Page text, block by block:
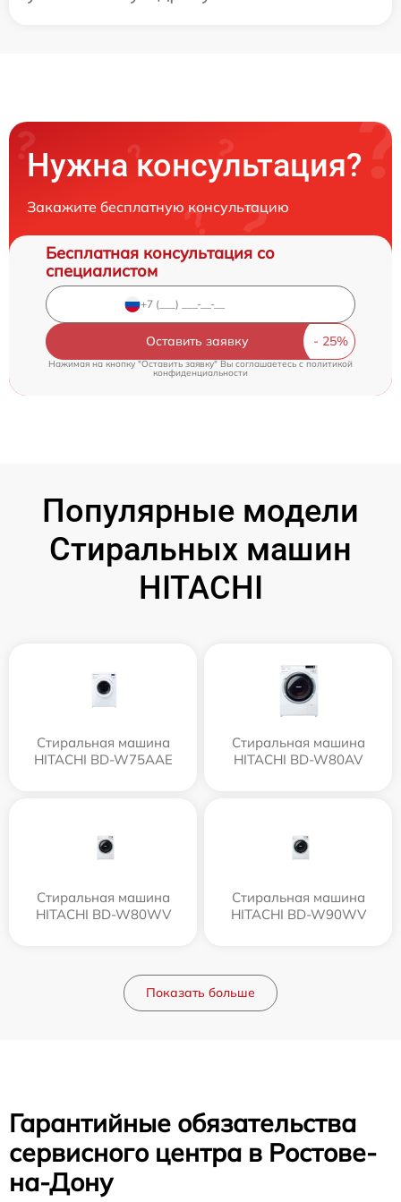
Нужна консультация?
Закажите бесплатную консультацию
Бесплатная консультация со
специалистом
Оставить заявку
Нажимая на кнопку "Оставить заявку" Вы соглашаетесь cполитикой
конфиденциальности
Популярные модели
Стиральных машин
HITACHI
Стиральная машина
HITACHI BD-W75AAE
Стиральная машина
HITACHI BD-W80AV
Стиральная машина
HITACHI BD-W80WV
Стиральная машина
HITACHI BD-W90WV
Показать больше
Гарантийные обязательства
сервисного центра в Ростове-
на-Дону